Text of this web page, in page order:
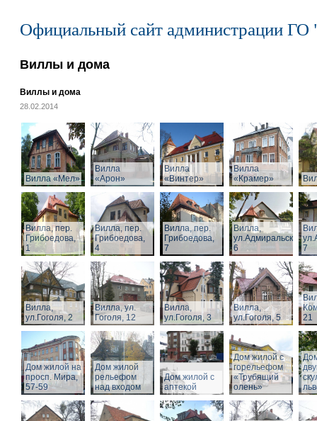
Официальный сайт администрации ГО
Виллы и дома
Виллы и дома
28.02.2014
Вилла «Мел»
Вилла
«Арон»
Вилла
«Винтер»
Вилла
«Крамер»
Вилла, пер.
Грибоедова,
1
Вилла, пер.
Грибоедова,
4
Вилла, пер.
Грибоедова,
7
Вилла,
ул.Адмиральская,
6
7
Вилла,
ул.Гоголя, 2
Вилла, ул.
Гоголя, 12
Вилла,
ул.Гоголя, 3
Вилла,
ул.Гоголя, 5
21
Дом жилой на
просп. Мира,
57-59
Дом жилой
рельефом
над входом
Дом жилой с
аптекой
Дом жилой с
горельефом
«Трубящий
олень»